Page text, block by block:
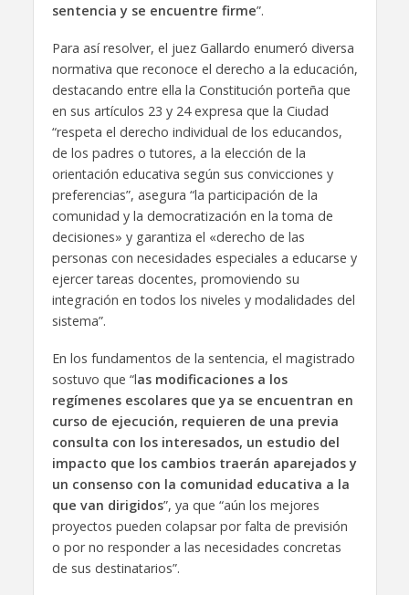
sentencia y se encuentre firme”.
Para así resolver, el juez Gallardo enumeró diversa
normativa que reconoce el derecho a la educación,
destacando entre ella la Constitución porteña que
en sus artículos 23 y 24 expresa que la Ciudad
“respeta el derecho individual de los educandos,
de los padres o tutores, a la elección de la
orientación educativa según sus convicciones y
preferencias”, asegura “la participación de la
comunidad y la democratización en la toma de
decisiones» y garantiza el «derecho de las
personas con necesidades especiales a educarse y
ejercer tareas docentes, promoviendo su
integración en todos los niveles y modalidades del
sistema”.
En los fundamentos de la sentencia, el magistrado
sostuvo que “las modificaciones a los
regímenes escolares que ya se encuentran en
curso de ejecución, requieren de una previa
consulta con los interesados, un estudio del
impacto que los cambios traerán aparejados y
un consenso con la comunidad educativa a la
que van dirigidos”, ya que “aún los mejores
proyectos pueden colapsar por falta de previsión
o por no responder a las necesidades concretas
de sus destinatarios”.